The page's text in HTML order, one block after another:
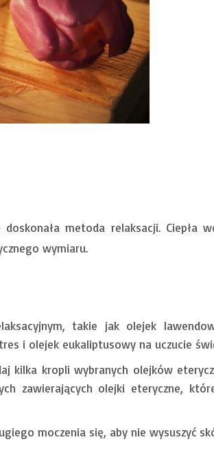
metoda relaksacji. Ciepła
wymiaru.
takie jak olejek
i olejek eukaliptusowy na uczucie
kilka kropli wybranych olejków
zawierających olejki eteryczne,
moczenia się, aby nie wysuszyć